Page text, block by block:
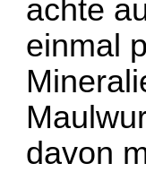
achte
einmal
davon